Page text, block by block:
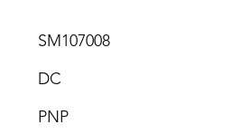
SM107008
DC
PNP